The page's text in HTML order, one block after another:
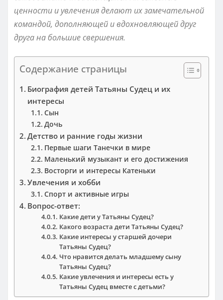
ценности и увлечения делают их замечательной
командой, дополняющей и вдохновляющей друг
друга на большие свершения.
Содержание страницы
Биография детей Татьяны Судец и их
интересы
Сын
Дочь
Детство и ранние годы жизни
Первые шаги Танечки в мире
Маленький музыкант и его достижения
Восторги и интересы Катеньки
Увлечения и хобби
Спорт и активные игры
Вопрос-ответ:
Какие дети у Татьяны Судец?
Какого возраста дети Татьяны Судец?
Какие интересы у старшей дочери
Татьяны Судец?
Что нравится делать младшему сыну
Татьяны Судец?
Какие увлечения и интересы есть у
Татьяны Судец вместе с детьми?